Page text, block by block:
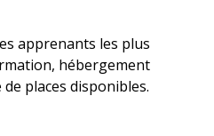
apprenants les plus
hébergement
places disponibles.